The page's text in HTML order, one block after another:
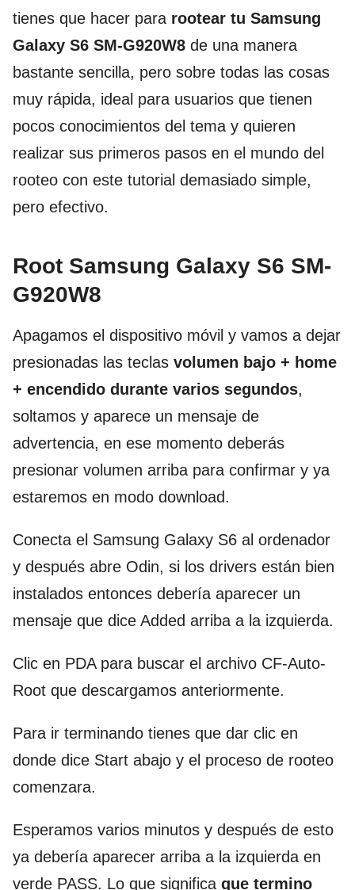
tienes que hacer para rootear tu Samsung
Galaxy S6 SM-G920W8 de una manera
bastante sencilla, pero sobre todas las cosas
muy rápida, ideal para usuarios que tienen
pocos conocimientos del tema y quieren
realizar sus primeros pasos en el mundo del
rooteo con este tutorial demasiado simple,
pero efectivo.
Root Samsung Galaxy S6 SM-
G920W8
Apagamos el dispositivo móvil y vamos a dejar
presionadas las teclas volumen bajo + home
+ encendido durante varios segundos,
soltamos y aparece un mensaje de
advertencia, en ese momento deberás
presionar volumen arriba para confirmar y ya
estaremos en modo download.
Conecta el Samsung Galaxy S6 al ordenador
y después abre Odin, si los drivers están bien
instalados entonces debería aparecer un
mensaje que dice Added arriba a la izquierda.
Clic en PDA para buscar el archivo CF-Auto-
Root que descargamos anteriormente.
Para ir terminando tienes que dar clic en
donde dice Start abajo y el proceso de rooteo
comenzara.
Esperamos varios minutos y después de esto
ya debería aparecer arriba a la izquierda en
verde PASS. Lo que significa que termino